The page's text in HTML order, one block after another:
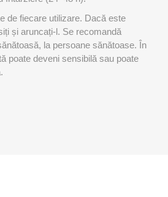
de fiecare utilizare. Dacă este
și aruncați-l. Se recomandă
la persoane sănătoase. În
poate deveni sensibilă sau poate